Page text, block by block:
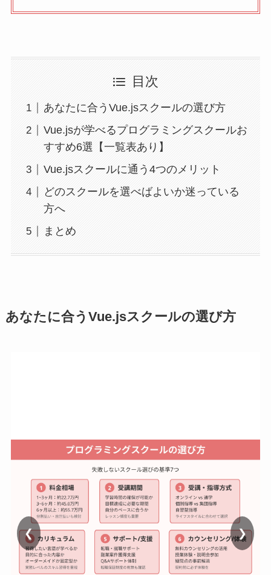
目次
あなたに合うVue.jsスクールの選び方
Vue.jsが学べるプログラミングスクールお
すすめ6選【一覧表あり】
Vue.jsスクールに通う4つのメリット
どのスクールを選べばよいか迷っている
方へ
まとめ
あなたに合うVue.jsスクールの選び方
❮ ❯